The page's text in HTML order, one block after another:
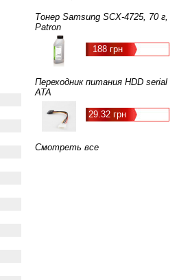
Тонер Samsung SCX-4725, 70 г,
Patron
188 грн
Переходник питания HDD serial
ATA
29.32 грн
Смотреть все